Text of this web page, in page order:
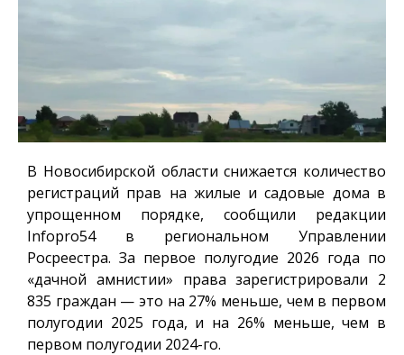
В Новосибирской области снижается количество
регистраций прав на жилые и садовые дома в
упрощенном порядке, сообщили редакции
Infopro54в региональном Управлении
Росреестра. За первое полугодие 2026 года по
«дачной амнистии» права зарегистрировали 2
835 граждан — это на 27% меньше, чем в первом
полугодии 2025 года, и на 26% меньше, чем в
первом полугодии 2024-го.